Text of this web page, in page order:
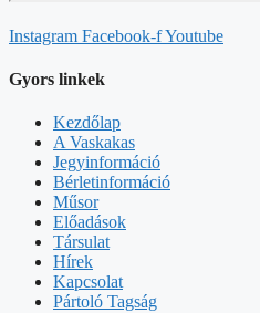
Instagram Facebook-fYoutube
Gyors linkek
Kezdőlap
A Vaskakas
Jegyinformáció
Bérletinformáció
Műsor
Előadások
Társulat
Hírek
Kapcsolat
Pártoló Tagság